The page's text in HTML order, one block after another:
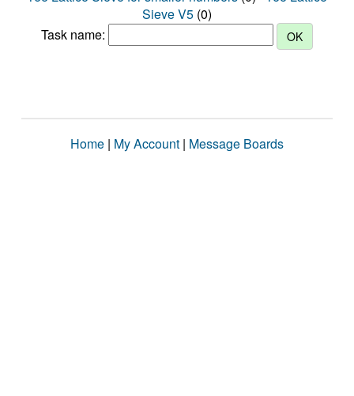
Sieve V5 (0)
Task name:
Home | My Account | Message Boards